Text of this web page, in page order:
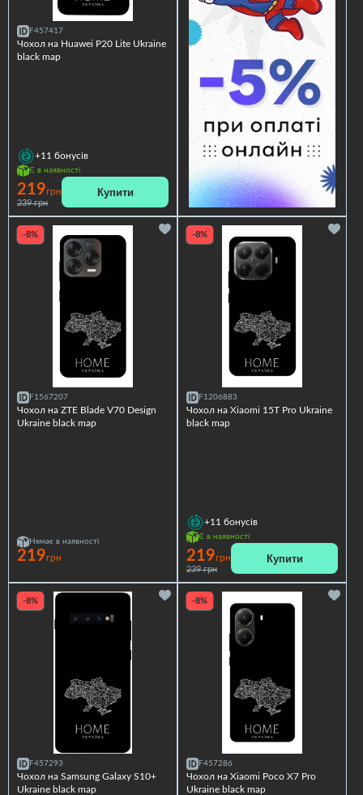
F457417
Чохол на Huawei P20 Lite Ukraine
black map
+11 бонусів
Є в наявності
219грн
239 грн
Купити
-8%
F1567207
Чохол на ZTE Blade V70 Design
Ukraine black map
Немає в наявності
219грн
-8%
F1206883
Чохол на Xiaomi 15T Pro Ukraine
black map
+11 бонусів
Є в наявності
219грн
239 грн
Купити
-8%
F457293
Чохол на Samsung Galaxy S10+
Ukraine black map
-8%
F457286
Чохол на Xiaomi Poco X7 Pro
Ukraine black map